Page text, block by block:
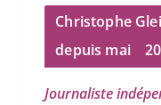
Christophe
depuis mai
Journaliste